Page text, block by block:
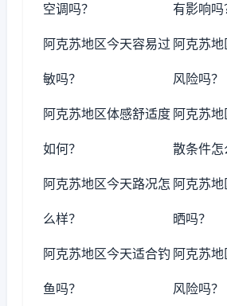
空调吗？ 有影响吗
阿克苏地区今天容易过
敏吗？
阿克苏
风险吗？
阿克苏地区体感舒适度
如何？
阿克苏
散条件怎
阿克苏地区今天路况怎
么样？
阿克苏
晒吗？
阿克苏地区今天适合钓
鱼吗？
阿克苏
风险吗？